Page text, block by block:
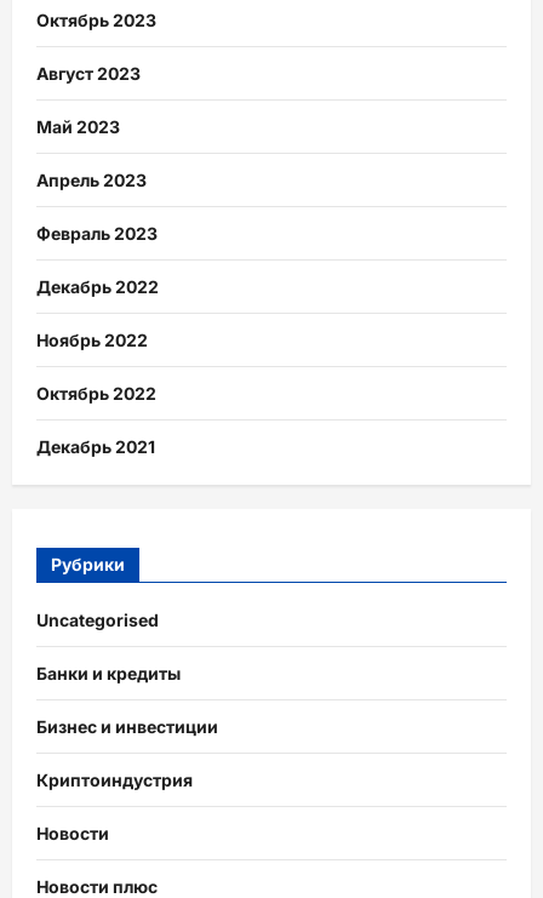
Октябрь 2023
Август 2023
Май 2023
Апрель 2023
Февраль 2023
Декабрь 2022
Ноябрь 2022
Октябрь 2022
Декабрь 2021
Рубрики
Uncategorised
Банки и кредиты
Бизнес и инвестиции
Криптоиндустрия
Новости
Новости плюс